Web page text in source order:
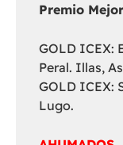
Premio
GOLD ICEX:
Peral. Illas,
GOLD ICEX:
Lugo.